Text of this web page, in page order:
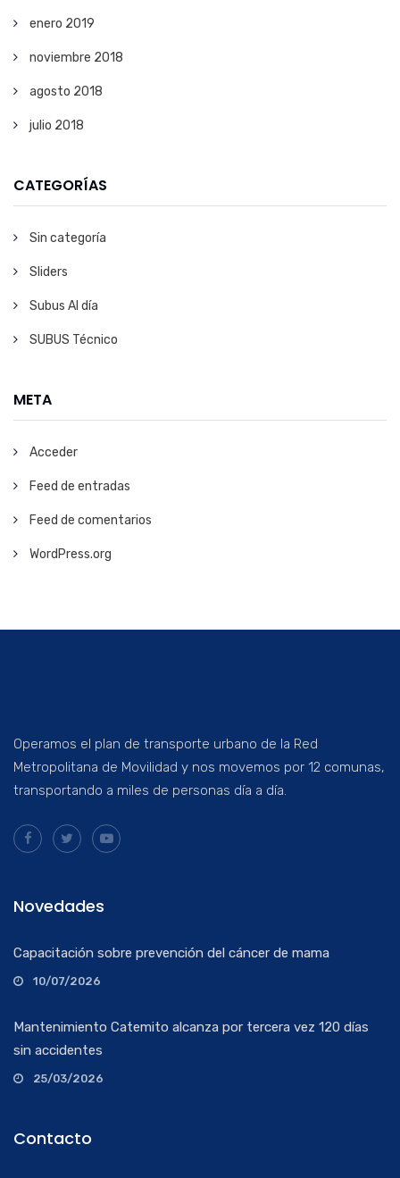
enero 2019
noviembre 2018
agosto 2018
julio 2018
CATEGORÍAS
Sin categoría
Sliders
Subus Al día
SUBUS Técnico
META
Acceder
Feed de entradas
Feed de comentarios
WordPress.org
Operamos el plan de transporte urbano de la Red
Metropolitana de Movilidad y nos movemos por 12 comunas,
transportando a miles de personas día a día.
Novedades
Capacitación sobre prevención del cáncer de mama
10/07/2026
Mantenimiento Catemito alcanza por tercera vez 120 días
sin accidentes
25/03/2026
Contacto